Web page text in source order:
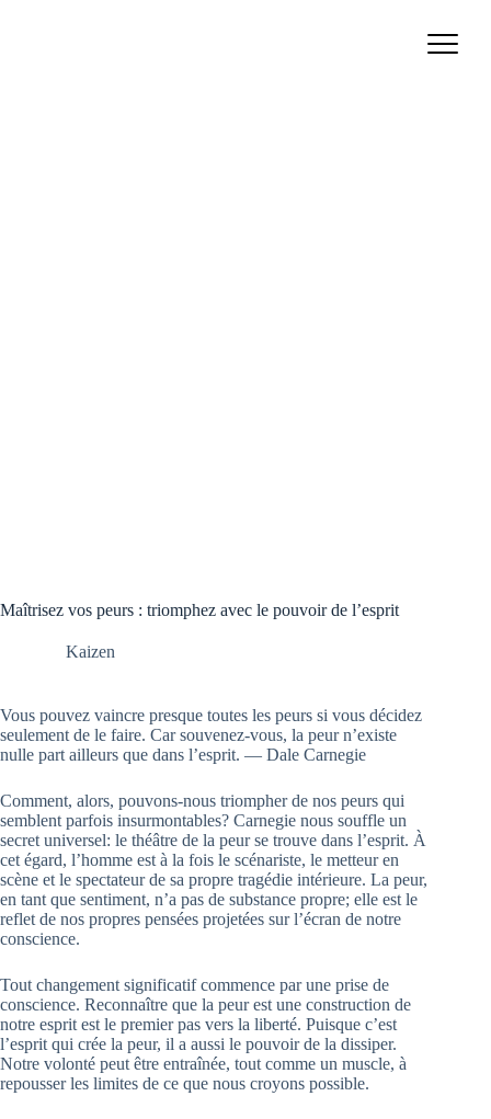
Maîtrisez vos peurs : triomphez avec le pouvoir de l’esprit
Kaizen
Vous pouvez vaincre presque toutes les peurs si vous décidez
seulement de le faire. Car souvenez-vous, la peur n’existe
nulle part ailleurs que dans l’esprit. ― Dale Carnegie
Comment, alors, pouvons-nous triompher de nos peurs qui
semblent parfois insurmontables? Carnegie nous souffle un
secret universel: le théâtre de la peur se trouve dans l’esprit. À
cet égard, l’homme est à la fois le scénariste, le metteur en
scène et le spectateur de sa propre tragédie intérieure. La peur,
en tant que sentiment, n’a pas de substance propre; elle est le
reflet de nos propres pensées projetées sur l’écran de notre
conscience.
Tout changement significatif commence par une prise de
conscience. Reconnaître que la peur est une construction de
notre esprit est le premier pas vers la liberté. Puisque c’est
l’esprit qui crée la peur, il a aussi le pouvoir de la dissiper.
Notre volonté peut être entraînée, tout comme un muscle, à
repousser les limites de ce que nous croyons possible.